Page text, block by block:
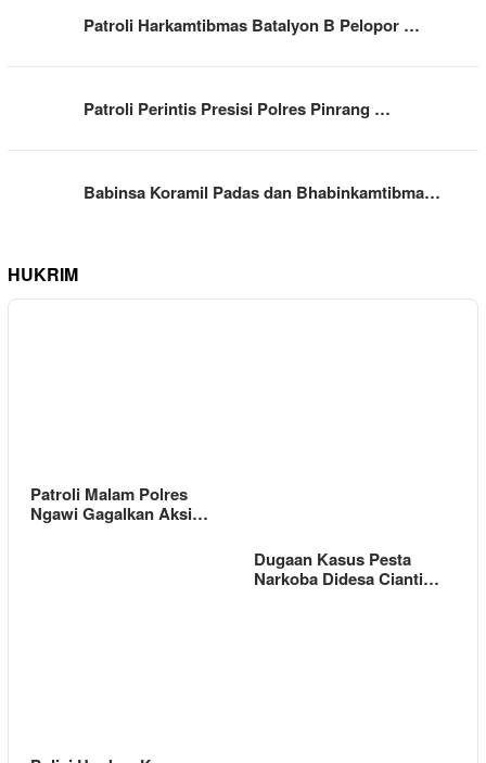
Patroli Harkamtibmas Batalyon B Pelopor …
Patroli Perintis Presisi Polres Pinrang …
Babinsa Koramil Padas dan Bhabinkamtibma…
HUKRIM
Patroli Malam Polres
Ngawi Gagalkan Aksi…
Dugaan Kasus Pesta
Narkoba Didesa Cianti…